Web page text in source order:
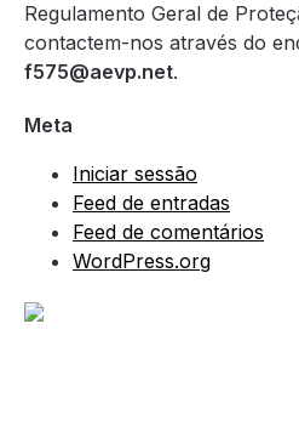
Regulamento Geral de
contactem-nos através do
f575@aevp.net.
Meta
Iniciar sessão
Feed de entradas
Feed de comentários
WordPress.org